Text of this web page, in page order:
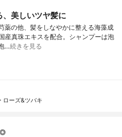
美しいツヤ髪に
薬の他、髪をしなやかに整える海藻成
産真珠エキスを配合。シャンプーは泡
…続きを見る
ローズ&ツバキ